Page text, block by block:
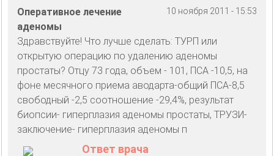
10 ноября 2011 - 15:53
Оперативное лечение
аденомы
Здравствуйте! Что лучше сделать: ТУРП или
открытую операцию по удалению аденомы
простаты? Отцу 73 года, объем - 101, ПСА -10,5, на
фоне месячного приема аводарта-общий ПСА-8,5
свободный -2,5 соотношение -29,4%, результат
биопсии- гиперплазия аденомы простаты, ТРУЗИ-
заключение- гиперплазия аденомы п
Ответ врача